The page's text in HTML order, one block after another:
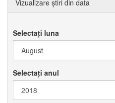
Vizualizare știri din data
Selectați luna
Selectați anul